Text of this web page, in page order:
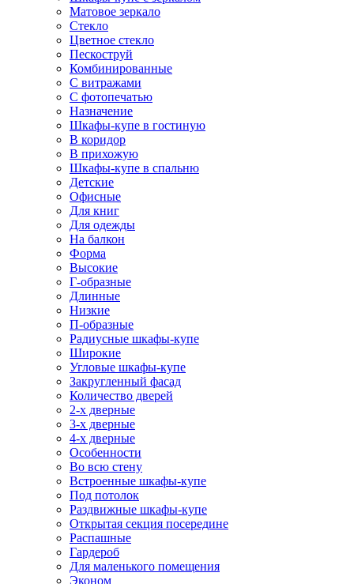
Матовое зеркало
Стекло
Цветное стекло
Пескоструй
Комбинированные
С витражами
С фотопечатью
Назначение
Шкафы-купе в гостиную
В коридор
В прихожую
Шкафы-купе в спальню
Детские
Офисные
Для книг
Для одежды
На балкон
Форма
Высокие
Г-образные
Длинные
Низкие
П-образные
Радиусные шкафы-купе
Широкие
Угловые шкафы-купе
Закругленный фасад
Количество дверей
2-х дверные
3-х дверные
4-х дверные
Особенности
Во всю стену
Встроенные шкафы-купе
Под потолок
Раздвижные шкафы-купе
Открытая секция посередине
Распашные
Гардероб
Для маленького помещения
Эконом